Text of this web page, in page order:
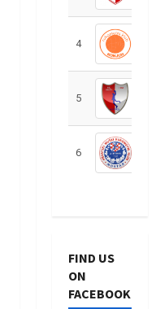
4
5
6
FIND US
ON
FACEBOOK